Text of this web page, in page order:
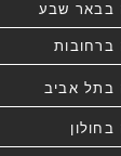
בבאר שבע
ברחובות
בתל אביב